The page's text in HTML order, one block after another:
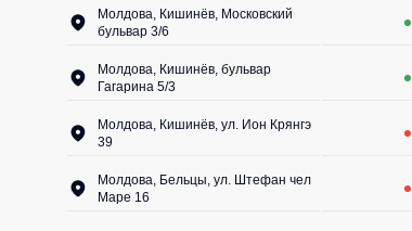
Молдова, Кишинёв, Московский
бульвар 3/6
Молдова, Кишинёв, бульвар
Гагарина 5/3
Молдова, Кишинёв, ул. Ион Крянгэ
39
Молдова, Бельцы, ул. Штефан чел
Маре 16